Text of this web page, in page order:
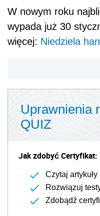
W nowym roku
wypada już 30
więcej: Niedziela
Uprawnienia
QUIZ
Jak zdobyć Certyfikat:
Czytaj artykuły
Rozwiązuj
Zdobądź